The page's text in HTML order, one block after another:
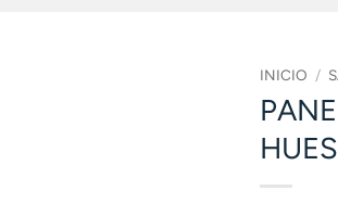
INICIO /